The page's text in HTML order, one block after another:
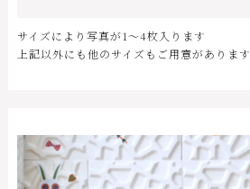
サイズにより写真が1〜4枚入ります
上記以外にも他のサイズもご用意があります